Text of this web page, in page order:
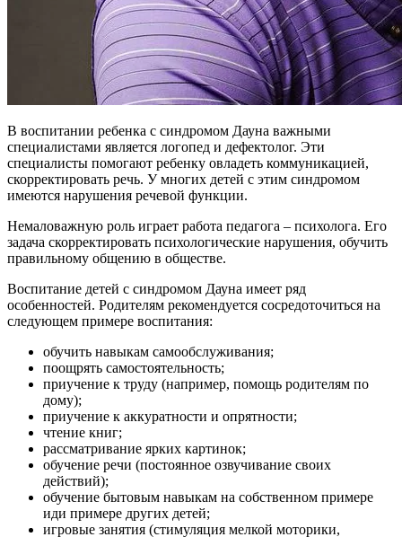
В воспитании ребенка с синдромом Дауна важными
специалистами является логопед и дефектолог. Эти
специалисты помогают ребенку овладеть коммуникацией,
скорректировать речь. У многих детей с этим синдромом
имеются нарушения речевой функции.
Немаловажную роль играет работа педагога – психолога. Его
задача скорректировать психологические нарушения, обучить
правильному общению в обществе.
Воспитание детей с синдромом Дауна имеет ряд
особенностей. Родителям рекомендуется сосредоточиться на
следующем примере воспитания:
обучить навыкам самообслуживания;
поощрять самостоятельность;
приучение к труду (например, помощь родителям по
дому);
приучение к аккуратности и опрятности;
чтение книг;
рассматривание ярких картинок;
обучение речи (постоянное озвучивание своих
действий);
обучение бытовым навыкам на собственном примере
иди примере других детей;
игровые занятия (стимуляция мелкой моторики,